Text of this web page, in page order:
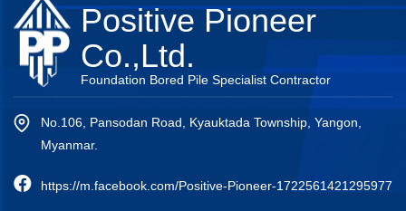
Positive Pioneer
Co.,Ltd.
Foundation Bored Pile Specialist Contractor
No.106, Pansodan Road, Kyauktada Township, Yangon,
Myanmar.
https://m.facebook.com/Positive-Pioneer-1722561421295977